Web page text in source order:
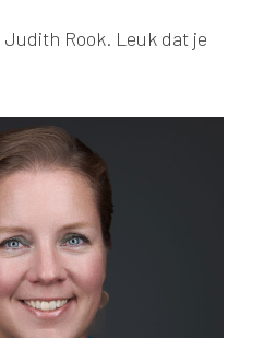
Judith Rook. Leuk dat je